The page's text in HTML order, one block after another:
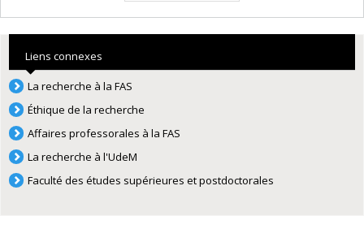
Liens connexes
La recherche à la FAS
Éthique de la recherche
Affaires professorales à la FAS
La recherche à l'UdeM
Faculté des études supérieures et postdoctorales